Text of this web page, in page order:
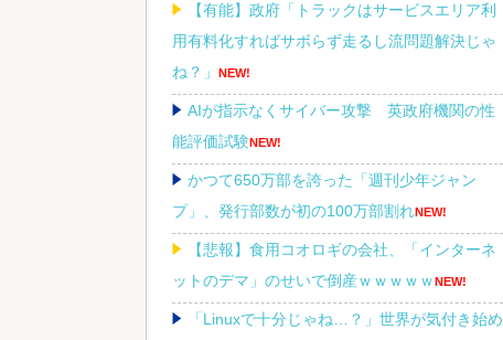
【有能】政府「トラックはサービスエリア利
用有料化すればサボらず走るし流問題解決じゃ
ね？」
NEW!
AIが指示なくサイバー攻撃 英政府機関の性
能評価試験NEW!
かつて650万部を誇った「週刊少年ジャン
プ」、発行部数が初の100万部割れNEW!
【悲報】食用コオロギの会社、「インターネ
ットのデマ」のせいで倒産ｗｗｗｗｗNEW!
「Linuxで十分じゃね…？」世界が気付き始め